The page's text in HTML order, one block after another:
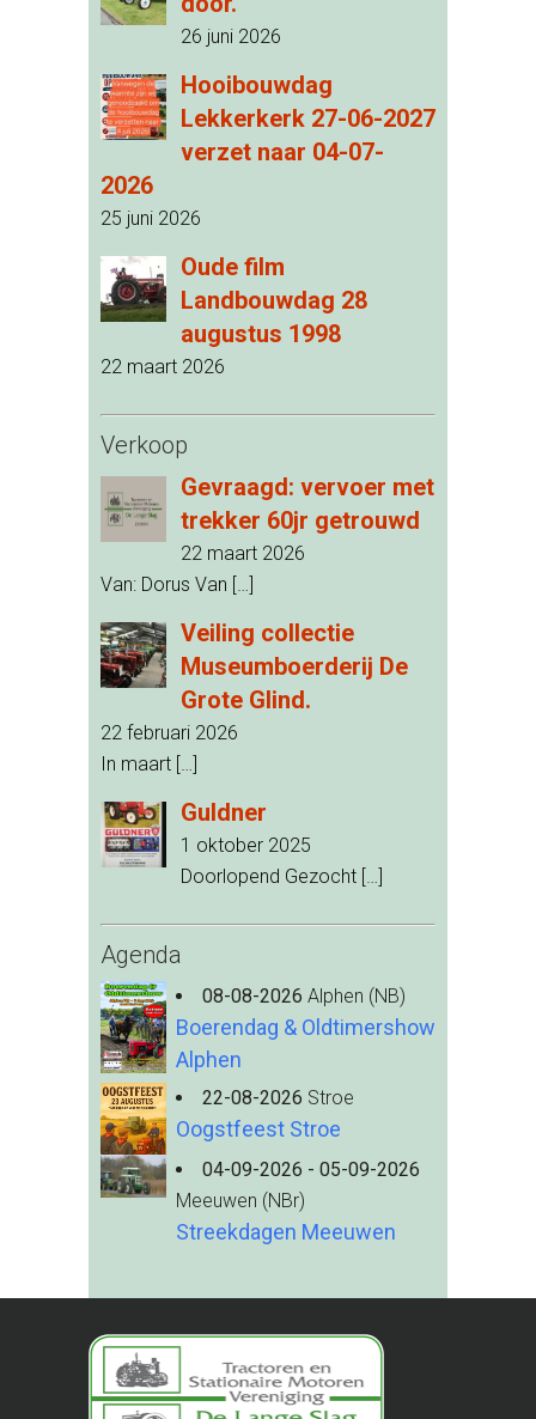
26 juni 2026
Hooibouwdag
Lekkerkerk 27-06-2027
verzet naar 04-07-
2026
25 juni 2026
Oude film
Landbouwdag 28
augustus 1998
22 maart 2026
Verkoop
Gevraagd: vervoer met
trekker 60jr getrouwd
22 maart 2026
Van: Dorus Van […]
Veiling collectie
Museumboerderij De
Grote Glind.
22 februari 2026
In maart […]
Guldner
1 oktober 2025
Doorlopend Gezocht […]
Agenda
08-08-2026 Alphen (NB)
Boerendag & Oldtimershow
Alphen
22-08-2026 Stroe
Oogstfeest Stroe
04-09-2026 - 05-09-2026
Meeuwen (NBr)
Streekdagen Meeuwen